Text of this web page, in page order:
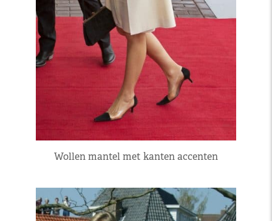
Wollen mantel met kanten accenten